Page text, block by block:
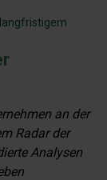
an der
Radar der
Analysen